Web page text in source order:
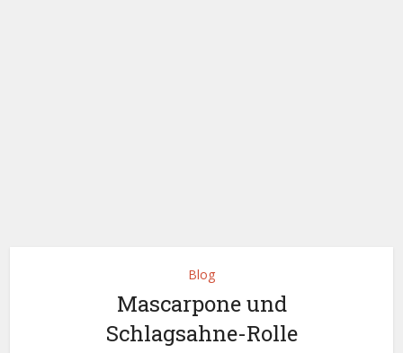
Blog
Mascarpone und
Schlagsahne-Rolle